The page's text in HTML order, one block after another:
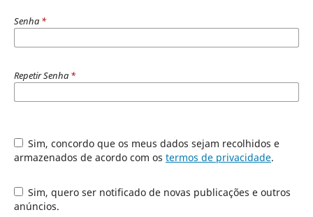
Senha *
Repetir Senha *
Sim, concordo que os meus dados sejam recolhidos e
armazenados de acordo com os termos de privacidade.
Sim, quero ser notificado de novas publicações e outros
anúncios.